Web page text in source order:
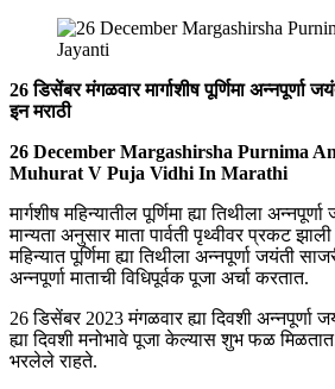
26 डिसेंबर मंगळवार मार्गाशीष पूर्णिमा अन्नपूर्णा
इन मराठी
26 December Margashirsha Purnima
Muhurat V Puja Vidhi In Marathi
मार्गशीष महिन्यातील पूर्णिमा ह्या तिथीला
मान्यता अनुसार माता पार्वती पृथ्वीवर प्रकट झाली
महिन्यात पूर्णिमा ह्या तिथीला अन्नपूर्णा जयंती
अन्नपूर्णा माताची विधिपूर्वक पूजा अर्चा करतात.
26 डिसेंबर 2023 मंगळवार ह्या दिवशी
ह्या दिवशी मनोभावे पूजा केल्यास शुभ फळ
भरलेले राहते.